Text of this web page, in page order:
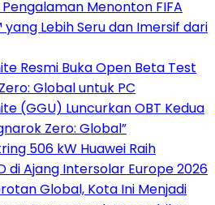
Menonton FIFA
Lebih Seru dan Imersif dari
Resmi Buka Open Beta Test
Global untuk PC
(GGU) Luncurkan OBT Kedua
Zero: Global”
506 kW Huawei Raih
di Ajang Intersolar Europe 2026
Global, Kota Ini Menjadi